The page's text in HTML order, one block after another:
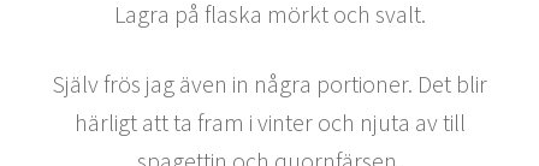
Lagra på flaska mörkt och svalt.
Själv frös jag även in några portioner. Det blir
härligt att ta fram i vinter och njuta av till